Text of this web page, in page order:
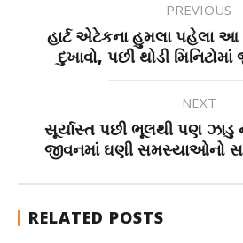
PREVIOUS
હાર્ટ એટેકના હુમલા પહેલા
દુખાવો, પછી થોડી
NEXT
સૂર્યાસ્ત પછી ભૂલથી પણ ઝાડુ
જીવનમાં ઘણી સમસ્યાઓનો
RELATED POSTS